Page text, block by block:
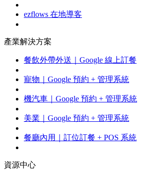
ezflows 在地導客
產業解決方案
餐飲外帶外送｜Google 線上訂餐
寵物｜Google 預約 + 管理系統
機汽車｜Google 預約 + 管理系統
美業｜Google 預約 + 管理系統
餐廳內用｜訂位訂餐 + POS 系統
資源中心